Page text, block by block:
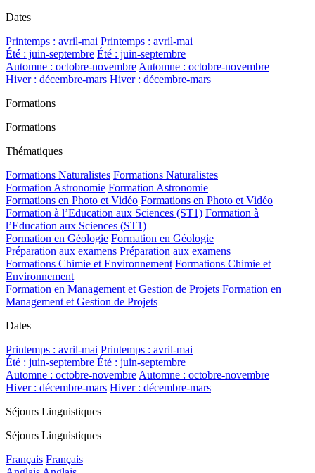
Dates
Printemps : avril-mai Printemps : avril-mai
Été : juin-septembre Été : juin-septembre
Automne : octobre-novembre Automne : octobre-novembre
Hiver : décembre-mars Hiver : décembre-mars
Formations
Formations
Thématiques
Formations Naturalistes Formations Naturalistes
Formation Astronomie Formation Astronomie
Formations en Photo et Vidéo Formations en Photo et Vidéo
Formation à l’Education aux Sciences (ST1) Formation à
l’Education aux Sciences (ST1)
Formation en Géologie Formation en Géologie
Préparation aux examens Préparation aux examens
Formations Chimie et Environnement Formations Chimie et
Environnement
Formation en Management et Gestion de Projets Formation en
Management et Gestion de Projets
Dates
Printemps : avril-mai Printemps : avril-mai
Été : juin-septembre Été : juin-septembre
Automne : octobre-novembre Automne : octobre-novembre
Hiver : décembre-mars Hiver : décembre-mars
Séjours Linguistiques
Séjours Linguistiques
Français Français